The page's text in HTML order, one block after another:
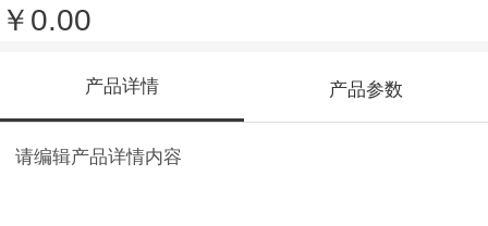
￥0.00
产品详情 产品参数
请编辑产品详情内容